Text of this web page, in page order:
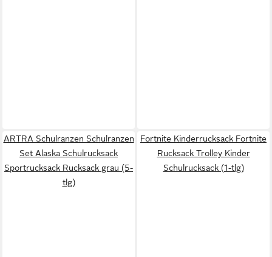
ARTRA Schulranzen Schulranzen
Set Alaska Schulrucksack
Sportrucksack Rucksack grau (5-
tlg)
Fortnite Kinderrucksack Fortnite
Rucksack Trolley Kinder
Schulrucksack (1-tlg)